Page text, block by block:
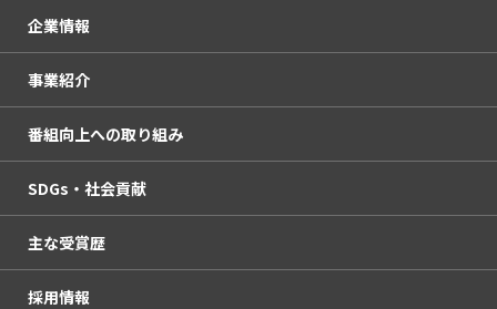
企業情報
会社概要
企業理念
人権方針・コンプライアンス憲章
サービスエリア・中継局
杜の街本社
事業紹介
放送・イベント
KURUN HALL
OHKウェブコンサルティング
OHKハウジング
番組向上への取り組み
番組審議会
社外モニター
放送番組の種別
SDGs・社会貢献
SDGsの取り組み
OHKの社会貢献活動
主な受賞歴
採用情報